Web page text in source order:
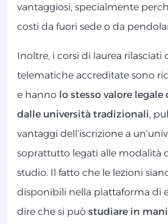
vantaggiosi, specialmente
costi da fuori sede o da
Inoltre, i corsi di laurea rilasciati
telematiche accreditate sono
e hanno lo stesso valore
dalle università tradizionali,
vantaggi dell’iscrizione a
soprattutto legati alle modalità
studio. Il fatto che le lezioni
disponibili nella piattaforma di
dire che si può studiare in